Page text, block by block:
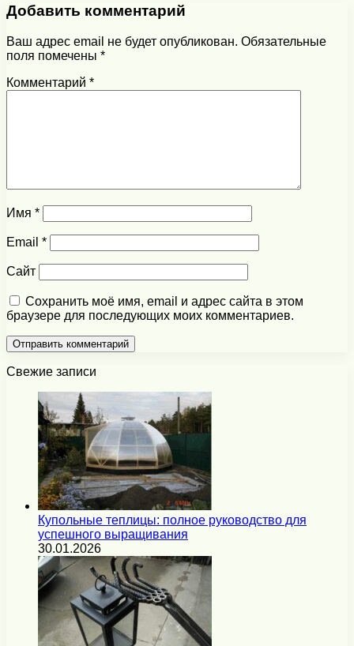
Добавить комментарий
Ваш адрес email не будет опубликован. Обязательные
поля помечены *
Комментарий *
Имя *
Email *
Сайт
Сохранить моё имя, email и адрес сайта в этом
браузере для последующих моих комментариев.
Свежие записи
Купольные теплицы: полное руководство для
успешного выращивания
30.01.2026